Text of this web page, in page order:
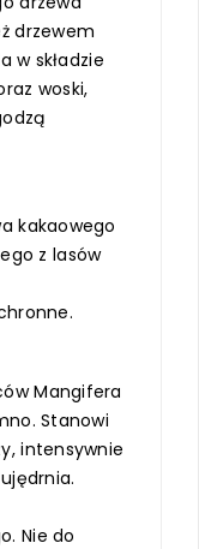
drzewem
w składzie
woski,
kakaowego
z lasów
Mangifera
Stanowi
intensywnie
Nie do